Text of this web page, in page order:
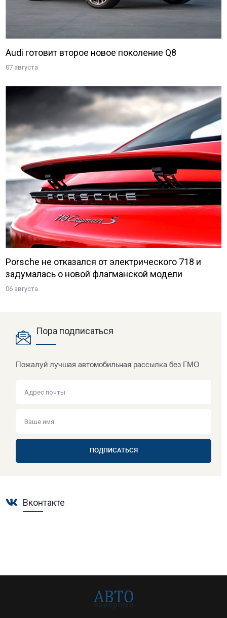
Audi готовит второе новое поколение Q8
07 августа
Porsche не отказался от электрического 718 и
задумалась о новой флагманской модели
06 августа
Пора подписаться
Пожалуй лучшая автомобильная рассылка без ГМО
ПОДПИСАТЬСЯ
Вконтакте